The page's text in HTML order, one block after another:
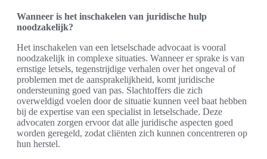
Wanneer is het inschakelen van juridische hulp
noodzakelijk?
Het inschakelen van een letselschade advocaat is vooral
noodzakelijk in complexe situaties. Wanneer er sprake is van
ernstige letsels, tegenstrijdige verhalen over het ongeval of
problemen met de aansprakelijkheid, komt juridische
ondersteuning goed van pas. Slachtoffers die zich
overweldigd voelen door de situatie kunnen veel baat hebben
bij de expertise van een specialist in letselschade. Deze
advocaten zorgen ervoor dat alle juridische aspecten goed
worden geregeld, zodat cliënten zich kunnen concentreren op
hun herstel.